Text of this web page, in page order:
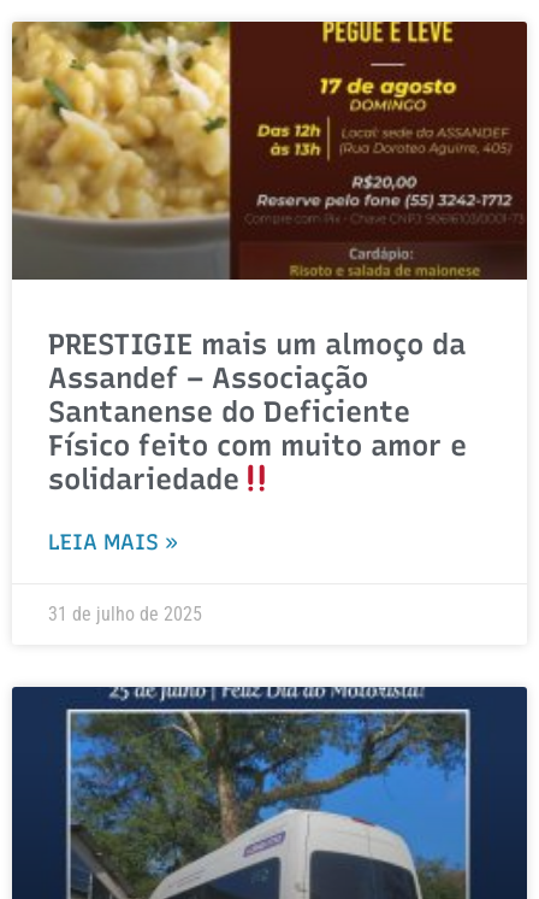
PRESTIGIE mais um almoço da
Assandef – Associação
Santanense do Deficiente
Físico feito com muito amor e
solidariedade
LEIA MAIS »
31 de julho de 2025